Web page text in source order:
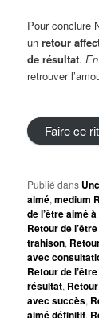
Pour conclure
unretoura
de résultat.
retrouver
Faire ce
Publié dans
aimé,medium
de l’être aimé
Retour de
trahison,
avec
Retour de
résultat,
avec succès,
aimé définitif,